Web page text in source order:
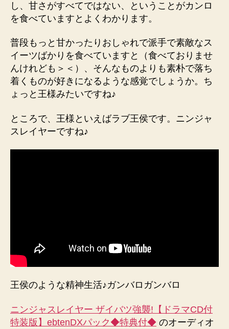
し、甘さがすべてではない、ということがカンロ
を食べていますとよくわかります。
普段もっと甘かったりおしゃれで派手で素敵なス
イーツばかりを食べていますと（食べておりませ
んけれども＞＜）、そんなものよりも素朴で落ち
着くものが好きになるような感覚でしょうか。ち
ょっと王様みたいですね♪
ところで、王様といえばラブ王侯です。ニンジャ
スレイヤーですね♪
王侯のような精神生活♪ガンバロガンバロ
ニンジャスレイヤー ザイバツ強襲!【ドラマCD付
特装版】ebtenDXパック◆特典付◆ のオーディオ